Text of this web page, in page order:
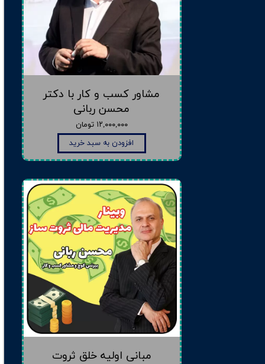
مشاور کسب و کار با دکتر
محسن ربانی
۱۲,۰۰۰,۰۰۰ تومان
افزودن به سبد خرید
مبانی اولیه خلق ثروت